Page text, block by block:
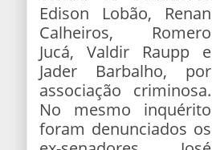
Edison Lobão, Renan
Calheiros, Romero
Jucá, Valdir Raupp e
Jader Barbalho, por
associação criminosa.
No mesmo inquérito
foram denunciados os